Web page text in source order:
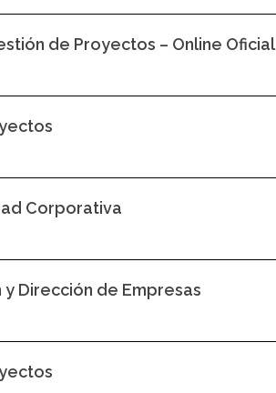
de Proyectos – Online Oficial
Corporativa
y Dirección de Empresas